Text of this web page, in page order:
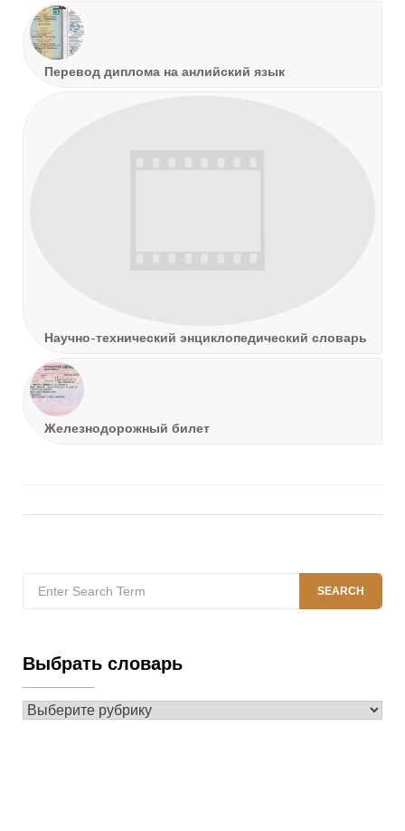
Перевод диплома на анлийский язык
Научно-технический энциклопедический словарь
Железнодорожный билет
for:
SEARCH
Выбрать словарь
Выбрать